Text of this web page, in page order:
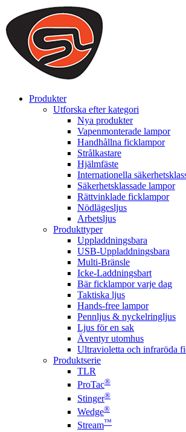
We use cookies to ensure that we provide you
on our website. By continuing to browse this
that cookies are used to help us analyze how
to offer you a better experience. To learn more
you can disable cookies, you can access our
Produkter
Utforska efter kategori
Nya produkter
Vapenmonterade lampor
Handhållna ficklampor
Strålkastare
Hjälmfäste
Internationella
Säkerhetsklassade lampor
Rättvinklade ficklampor
Nödlägesljus
Arbetsljus
Produkttyper
Uppladdningsbara
USB-Uppladdningsbara
Multi-Bränsle
Icke-Laddningsbart
Bär ficklampor varje dag
Taktiska ljus
Hands-free lampor
Pennljus & nyckelringljus
Ljus för en sak
Äventyr utomhus
Ultravioletta och infraröda
Produktserie
TLR
ProTac®
Stinger®
Wedge®
Stream™